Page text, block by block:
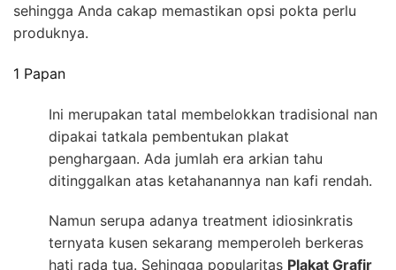
sehingga Anda cakap memastikan opsi pokta perlu
produknya.
1 Papan
Ini merupakan tatal membelokkan tradisional nan
dipakai tatkala pembentukan plakat
penghargaan. Ada jumlah era arkian tahu
ditinggalkan atas ketahanannya nan kafi rendah.
Namun serupa adanya treatment idiosinkratis
ternyata kusen sekarang memperoleh berkeras
hati rada tua. Sehingga popularitas Plakat Grafir